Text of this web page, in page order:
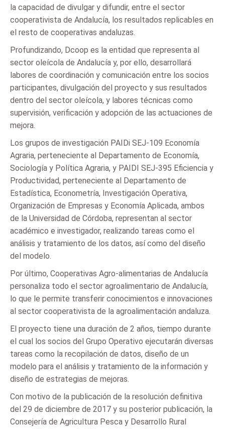
la capacidad de divulgar y difundir, entre el sector
cooperativista de Andalucía, los resultados replicables en
el resto de cooperativas andaluzas.
Profundizando, Dcoop es la entidad que representa al
sector oleícola de Andalucía y, por ello, desarrollará
labores de coordinación y comunicación entre los socios
participantes, divulgación del proyecto y sus resultados
dentro del sector oleícola, y labores técnicas como
supervisión, verificación y adopción de las actuaciones de
mejora.
Los grupos de investigación PAIDi SEJ-109 Economía
Agraria, perteneciente al Departamento de Economía,
Sociología y Política Agraria, y PAIDI SEJ-395 Eficiencia y
Productividad, perteneciente al Departamento de
Estadística, Econometría, Investigación Operativa,
Organización de Empresas y Economía Aplicada, ambos
de la Universidad de Córdoba, representan al sector
académico e investigador, realizando tareas como el
análisis y tratamiento de los datos, así como del diseño
del modelo.
Por último, Cooperativas Agro-alimentarias de Andalucía
personaliza todo el sector agroalimentario de Andalucía,
lo que le permite transferir conocimientos e innovaciones
al sector cooperativista de la agroalimentación andaluza.
El proyecto tiene una duración de 2 años, tiempo durante
el cual los socios del Grupo Operativo ejecutarán diversas
tareas como la recopilación de datos, diseño de un
modelo para el análisis y tratamiento de la información y
diseño de estrategias de mejoras.
Con motivo de la publicación de la resolución definitiva
del 29 de diciembre de 2017 y su posterior publicación, la
Consejería de Agricultura Pesca y Desarrollo Rural